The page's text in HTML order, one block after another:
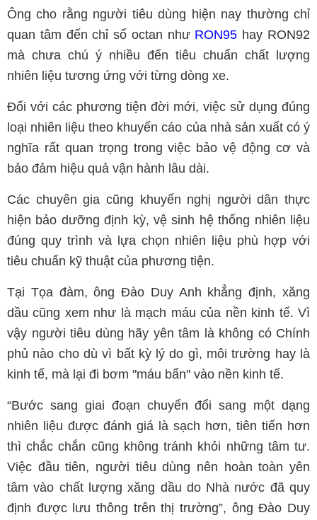
Ông cho rằng người tiêu dùng hiện nay thường chỉ
quan tâm đến chỉ số octan như RON95 hay RON92
mà chưa chú ý nhiều đến tiêu chuẩn chất lượng
nhiên liệu tương ứng với từng dòng xe.
Đối với các phương tiện đời mới, việc sử dụng đúng
loại nhiên liệu theo khuyến cáo của nhà sản xuất có ý
nghĩa rất quan trọng trong việc bảo vệ động cơ và
bảo đảm hiệu quả vận hành lâu dài.
Các chuyên gia cũng khuyến nghị người dân thực
hiện bảo dưỡng định kỳ, vệ sinh hệ thống nhiên liệu
đúng quy trình và lựa chọn nhiên liệu phù hợp với
tiêu chuẩn kỹ thuật của phương tiện.
Tại Tọa đàm, ông Đào Duy Anh khẳng định, xăng
dầu cũng xem như là mạch máu của nền kinh tế. Vì
vậy người tiêu dùng hãy yên tâm là không có Chính
phủ nào cho dù vì bất kỳ lý do gì, môi trường hay là
kinh tế, mà lại đi bơm "máu bẩn" vào nền kinh tế.
“Bước sang giai đoạn chuyển đổi sang một dạng
nhiên liệu được đánh giá là sạch hơn, tiên tiến hơn
thì chắc chắn cũng không tránh khỏi những tâm tư.
Việc đầu tiên, người tiêu dùng nên hoàn toàn yên
tâm vào chất lượng xăng dầu do Nhà nước đã quy
định được lưu thông trên thị trường”, ông Đào Duy